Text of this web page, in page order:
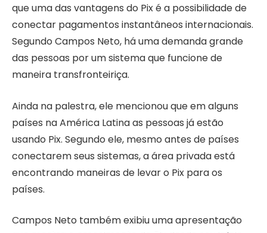
que uma das vantagens do Pix é a possibilidade de
conectar pagamentos instantâneos internacionais.
Segundo Campos Neto, há uma demanda grande
das pessoas por um sistema que funcione de
maneira transfronteiriça.
Ainda na palestra, ele mencionou que em alguns
países na América Latina as pessoas já estão
usando Pix. Segundo ele, mesmo antes de países
conectarem seus sistemas, a área privada está
encontrando maneiras de levar o Pix para os
países.
Campos Neto também exibiu uma apresentação